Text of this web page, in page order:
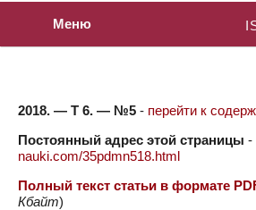
Меню
2018. — Т 6. — №5 - перейти к
Постоянный адрес этой страницы -
nauki.com/35pdmn518.html
Полный текст статьи в формате
Кбайт)